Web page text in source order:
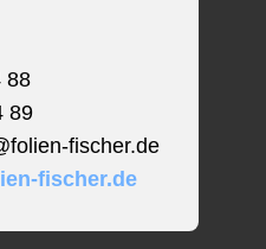
88
89
fischer.de
fischer.de